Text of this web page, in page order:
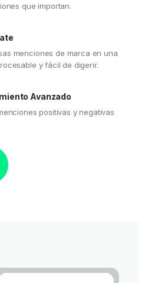
que importan.
menciones de marca en una
y fácil de digerir.
Avanzado
positivas y negativas